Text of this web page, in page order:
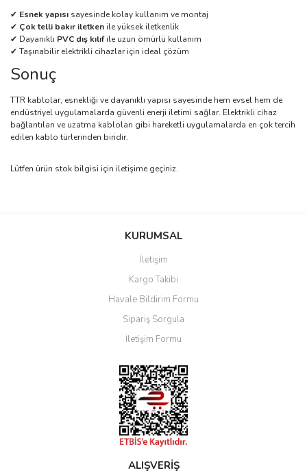
✔ Esnek yapısı sayesinde kolay kullanım ve montaj
✔ Çok telli bakır iletken ile yüksek iletkenlik
✔ Dayanıklı PVC dış kılıfile uzun ömürlü kullanım
✔ Taşınabilir elektrikli cihazlar için ideal çözüm
Sonuç
TTR kablolar, esnekliği ve dayanıklı yapısı sayesinde hem evsel hem de
endüstriyel uygulamalarda güvenli enerji iletimi sağlar. Elektrikli cihaz
bağlantıları ve uzatma kabloları gibi hareketli uygulamalarda en çok tercih
edilen kablo türlerinden biridir.
Lütfen ürün stok bilgisi için iletişime geçiniz.
Bu ürüne ilk yorumu siz yapın!
Ürün resmi kalitesiz, bozuk veya görüntülenemiyor.
Ürün açıklamasında eksik bilgiler bulunuyor.
Ürün bilgilerinde hatalar bulunuyor.
Ürün fiyatı diğer sitelerden daha pahalı.
Gönder
KURUMSAL
İletişim
Kargo Takibi
Havale Bildirim Formu
Sipariş Sorgula
İletişim Formu
ALIŞVERİŞ